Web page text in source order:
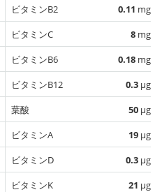
ビタミンB2
0.11 mg
ビタミンC
8 mg
ビタミンB6
0.18 mg
ビタミンB12
0.3 µg
葉酸
50 µg
ビタミンA
19 µg
ビタミンD
0.3 µg
ビタミンK
21 µg